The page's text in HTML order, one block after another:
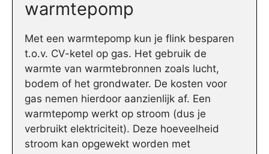
warmtepomp
Met een warmtepomp kun je flink besparen
t.o.v. CV-ketel op gas. Het gebruik de
warmte van warmtebronnen zoals lucht,
bodem of het grondwater. De kosten voor
gas nemen hierdoor aanzienlijk af. Een
warmtepomp werkt op stroom (dus je
verbruikt elektriciteit). Deze hoeveelheid
stroom kan opgewekt worden met